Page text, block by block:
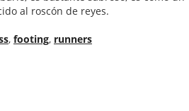
al roscón de reyes.
, footing, runners